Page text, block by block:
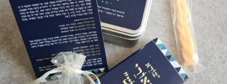
שאלות ותשובות
גלריות